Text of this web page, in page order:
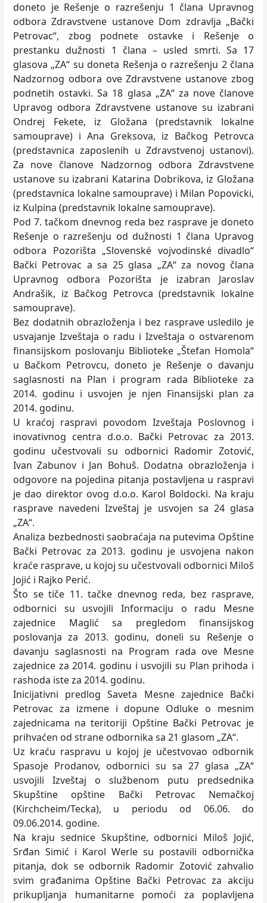
doneto je Rešenje o razrešenju 1 člana Upravnog
odbora Zdravstvene ustanove Dom zdravlja „Bački
Petrovac“, zbog podnete ostavke i Rešenje o
prestanku dužnosti 1 člana – usled smrti. Sa 17
glasova „ZA“ su doneta Rešenja o razrešenju 2 člana
Nadzornog odbora ove Zdravstvene ustanove zbog
podnetih ostavki. Sa 18 glasa „ZA“ za nove članove
Upravog odbora Zdravstvene ustanove su izabrani
Ondrej Fekete, iz Gložana (predstavnik lokalne
samouprave) i Ana Greksova, iz Bačkog Petrovca
(predstavnica zaposlenih u Zdravstvenoj ustanovi).
Za nove članove Nadzornog odbora Zdravstvene
ustanove su izabrani Katarina Dobrikova, iz Gložana
(predstavnica lokalne samouprave) i Milan Popovicki,
iz Kulpina (predstavnik lokalne samouprave).
Pod 7. tačkom dnevnog reda bez rasprave je doneto
Rešenje o razrešenju od dužnosti 1 člana Upravog
odbora Pozorišta „Slovenské vojvodinské divadlo“
Bački Petrovac a sa 25 glasa „ZA“ za novog člana
Upravnog odbora Pozorišta je izabran Jaroslav
Andrašik, iz Bačkog Petrovca (predstavnik lokalne
samouprave).
Bez dodatnih obrazloženja i bez rasprave usledilo je
usvajanje Izveštaja o radu i Izveštaja o ostvarenom
finansijskom poslovanju Biblioteke „Štefan Homola“
u Bačkom Petrovcu, doneto je Rešenje o davanju
saglasnosti na Plan i program rada Biblioteke za
2014. godinu i usvojen je njen Finansijski plan za
2014. godinu.
U kraćoj raspravi povodom Izveštaja Poslovnog i
inovativnog centra d.o.o. Bački Petrovac za 2013.
godinu učestvovali su odbornici Radomir Zotović,
Ivan Zabunov i Jan Bohuš. Dodatna obrazloženja i
odgovore na pojedina pitanja postavljena u raspravi
je dao direktor ovog d.o.o. Karol Boldocki. Na kraju
rasprave navedeni Izveštaj je usvojen sa 24 glasa
„ZA“.
Analiza bezbednosti saobraćaja na putevima Opštine
Bački Petrovac za 2013. godinu je usvojena nakon
kraće rasprave, u kojoj su učestvovali odbornici Miloš
Jojić i Rajko Perić.
Što se tiče 11. tačke dnevnog reda, bez rasprave,
odbornici su usvojili Informaciju o radu Mesne
zajednice Maglić sa pregledom finansijskog
poslovanja za 2013. godinu, doneli su Rešenje o
davanju saglasnosti na Program rada ove Mesne
zajednice za 2014. godinu i usvojili su Plan prihoda i
rashoda iste za 2014. godinu.
Inicijativni predlog Saveta Mesne zajednice Bački
Petrovac za izmene i dopune Odluke o mesnim
zajednicama na teritoriji Opštine Bački Petrovac je
prihvaćen od strane odbornika sa 21 glasom „ZA“.
Uz kraću raspravu u kojoj je učestvovao odbornik
Spasoje Prodanov, odbornici su sa 27 glasa „ZA“
usvojili Izveštaj o službenom putu predsednika
Skupštine opštine Bački Petrovac Nemačkoj
(Kirchcheim/Tecka), u periodu od 06.06. do
09.06.2014. godine.
Na kraju sednice Skupštine, odbornici Miloš Jojić,
Srđan Simić i Karol Werle su postavili odbornička
pitanja, dok se odbornik Radomir Zotović zahvalio
svim građanima Opštine Bački Petrovac za akciju
prikupljanja humanitarne pomoći za poplavljena